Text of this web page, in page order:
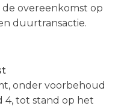
overeenkomst op
duurtransactie.
onder voorbehoud
4, tot stand op het